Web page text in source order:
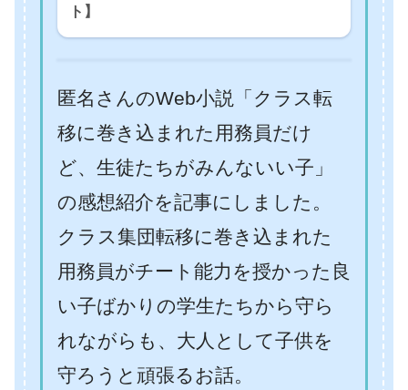
ト】
匿名さんのWeb小説「クラス転
移に巻き込まれた用務員だけ
ど、生徒たちがみんないい子」
の感想紹介を記事にしました。
クラス集団転移に巻き込まれた
用務員がチート能力を授かった良
い子ばかりの学生たちから守ら
れながらも、大人として子供を
守ろうと頑張るお話。